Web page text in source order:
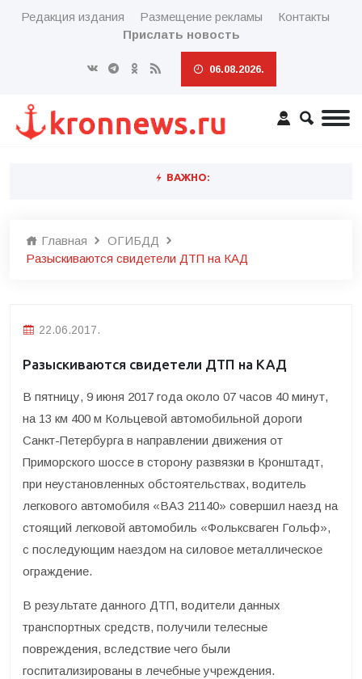
Редакция издания Размещение рекламы
Контакты
Прислать новость
06.08.2026.
ВАЖНО:
Главная
ОГИБДД
Разыскиваются свидетели ДТП на КАД
22.06.2017.
Разыскиваются свидетели ДТП на КАД
В пятницу, 9 июня 2017 года около 07 часов 40 минут,
на 13 км 400 м Кольцевой автомобильной дороги
Санкт-Петербурга в направлении движения от
Приморского шоссе в сторону развязки в Кронштадт,
при неустановленных обстоятельствах, водитель
легкового автомобиля «ВАЗ 21140» совершил наезд на
стоящий легковой автомобиль «Фольксваген Гольф»,
с последующим наездом на силовое металлическое
ограждение.
В результате данного ДТП, водители данных
транспортных средств, получили телесные
повреждения, вследствие чего были
госпитализированы в лечебные учреждения.